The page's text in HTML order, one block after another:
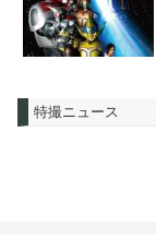
特撮ニュース